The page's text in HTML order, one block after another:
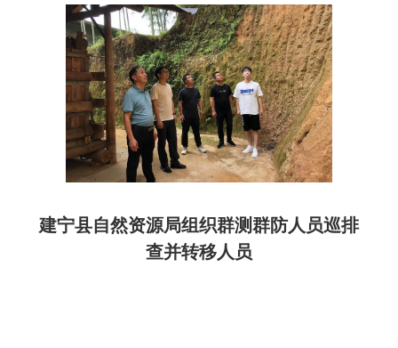
建宁县自然资源局组织群测群防人员巡排
查并转移人员